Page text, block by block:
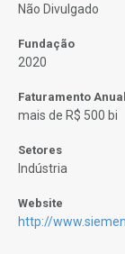
Não Divulgado
Fundação
2020
Faturamento
mais de R$ 500 bi
Setores
Indústria
Website
http://